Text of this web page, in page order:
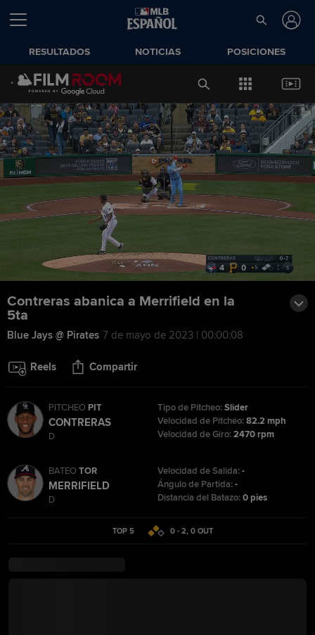
RESULTADOS NOTICIAS POSICIONES
Contreras abanica a Merrifield en la
5ta
Blue Jays @ Pirates 7 de mayo de 2023 | 00:00:08
Reels Compartir
PITCHEO PIT
CONTRERAS
D
Tipo de Pitcheo:Slider
Velocidad de Pitcheo:82.2 mph
Velocidad de Giro:2470 rpm
BATEO TOR
MERRIFIELD
D
Velocidad de Salida:-
Ángulo de Partida:-
Distancia del Batazo:0 pies
TOP 5 0 - 2, 0OUT